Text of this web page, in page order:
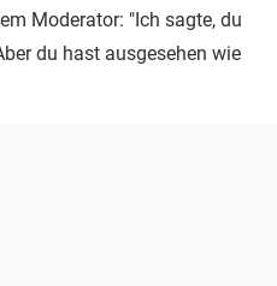
Moderator: "Ich sagte, du
du hast ausgesehen wie